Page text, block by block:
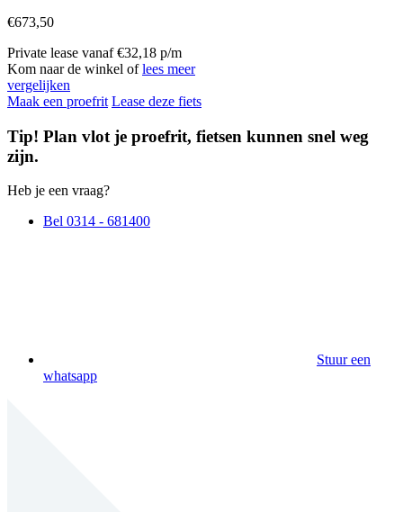
€673,50
Private lease vanaf €32,18 p/m
Kom naar de winkel oflees meer
vergelijken
Maak een proefrit Lease deze fiets
Tip! Plan vlot je proefrit, fietsen kunnen snel weg
zijn.
Heb je een vraag?
Bel 0314 - 681400
Stuur een
whatsapp